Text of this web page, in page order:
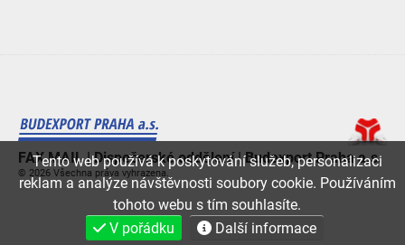
FAX MAIL | Dispečerské oddělení | Budexport Praha a.s.
© 2026 Všechna práva vyhrazena.
Tento web používá k poskytování služeb, personalizaci
reklam a analýze návštěvnosti soubory cookie. Používáním
tohoto webu s tím souhlasíte.
V pořádku
Další informace